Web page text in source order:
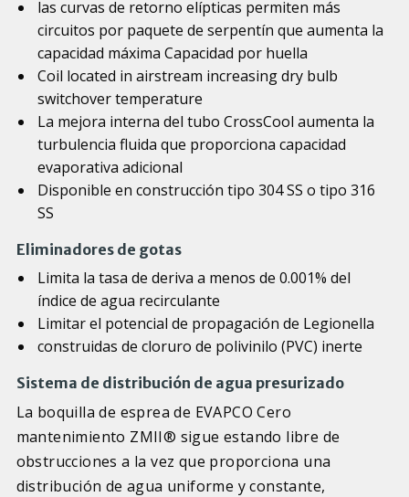
las curvas de retorno elípticas permiten más
circuitos por paquete de serpentín que aumenta la
capacidad máxima Capacidad por huella
Coil located in airstream increasing dry bulb
switchover temperature
La mejora interna del tubo CrossCool aumenta la
turbulencia fluida que proporciona capacidad
evaporativa adicional
Disponible en construcción tipo 304 SS o tipo 316
SS
Eliminadores de gotas
Limita la tasa de deriva a menos de 0.001% del
índice de agua recirculante
Limitar el potencial de propagación de Legionella
construidas de cloruro de polivinilo (PVC) inerte
Sistema de distribución de agua presurizado
La boquilla de esprea de EVAPCO Cero
mantenimiento ZMII® sigue estando libre de
obstrucciones a la vez que proporciona una
distribución de agua uniforme y constante,